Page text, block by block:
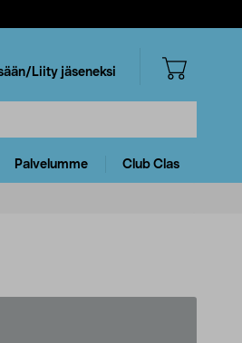
Liity jäseneksi
Palvelumme Club Clas